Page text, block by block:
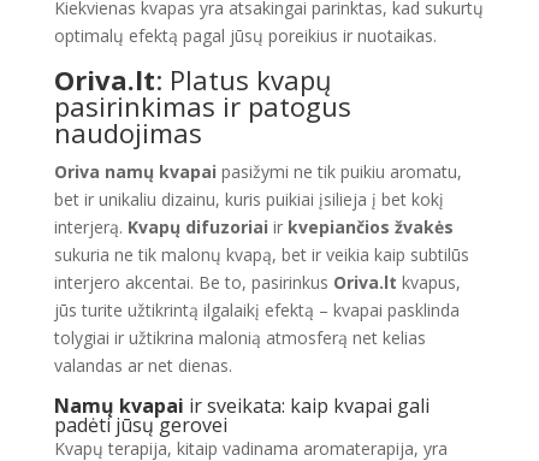
Kiekvienas kvapas yra atsakingai parinktas, kad sukurtų
optimalų efektą pagal jūsų poreikius ir nuotaikas.
Oriva.lt: Platus kvapų
pasirinkimas ir patogus
naudojimas
Oriva namų kvapai pasižymi ne tik puikiu aromatu,
bet ir unikaliu dizainu, kuris puikiai įsilieja į bet kokį
interjerą. Kvapų difuzoriai ir kvepiančios žvakės
sukuria ne tik malonų kvapą, bet ir veikia kaip subtilūs
interjero akcentai. Be to, pasirinkus Oriva.lt kvapus,
jūs turite užtikrintą ilgalaikį efektą – kvapai pasklinda
tolygiai ir užtikrina malonią atmosferą net kelias
valandas ar net dienas.
Namų kvapai ir sveikata: kaip kvapai gali
padėti jūsų gerovei
Kvapų terapija, kitaip vadinama aromaterapija, yra